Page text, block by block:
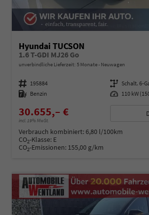
Hyundai TUCSON
1.6 T-GDI MJ26 Go
unverbindliche Lieferzeit: 5 Monate Neuwagen
Fahrzeugnummer 195884 Getriebe Schalt. 6-
Kraftstoff Benzin Leistung 110 kW
30.655,– €
incl. 19% MwSt.
Verbrauch kombiniert:6,80 l/100km
CO2-Klasse: E
CO2-Emissionen: 155,00 g/km